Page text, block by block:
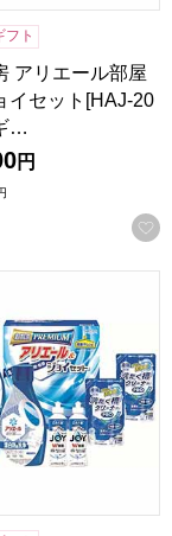
録する
フト
アリエール部屋
イセット[HAJ-20
…
円
ット[HAJ-15D]【